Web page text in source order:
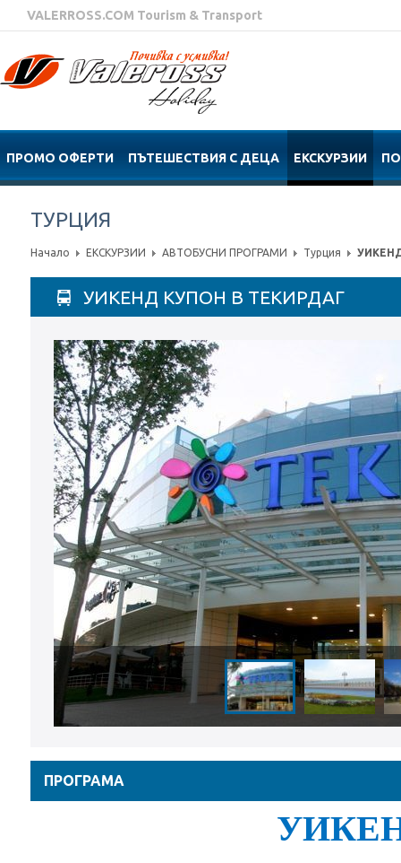
VALERROSS.COM Tourism & Transport
ПРОМО ОФЕРТИ ПЪТЕШЕСТВИЯ С ДЕЦА ЕКСКУРЗИИ
ТУРЦИЯ
Начало ЕКСКУРЗИИ АВТОБУСНИ ПРОГРАМИ Турция
УИКЕНД КУПОН В ТЕКИРДАГ
ПРОГРАМА